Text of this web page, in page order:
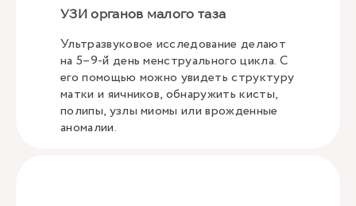
УЗИ органов малого таза
Ультразвуковое исследование делают
на 5–9-й день менструального цикла. С
его помощью можно увидеть структуру
матки и яичников, обнаружить кисты,
полипы, узлы миомы или врожденные
аномалии.